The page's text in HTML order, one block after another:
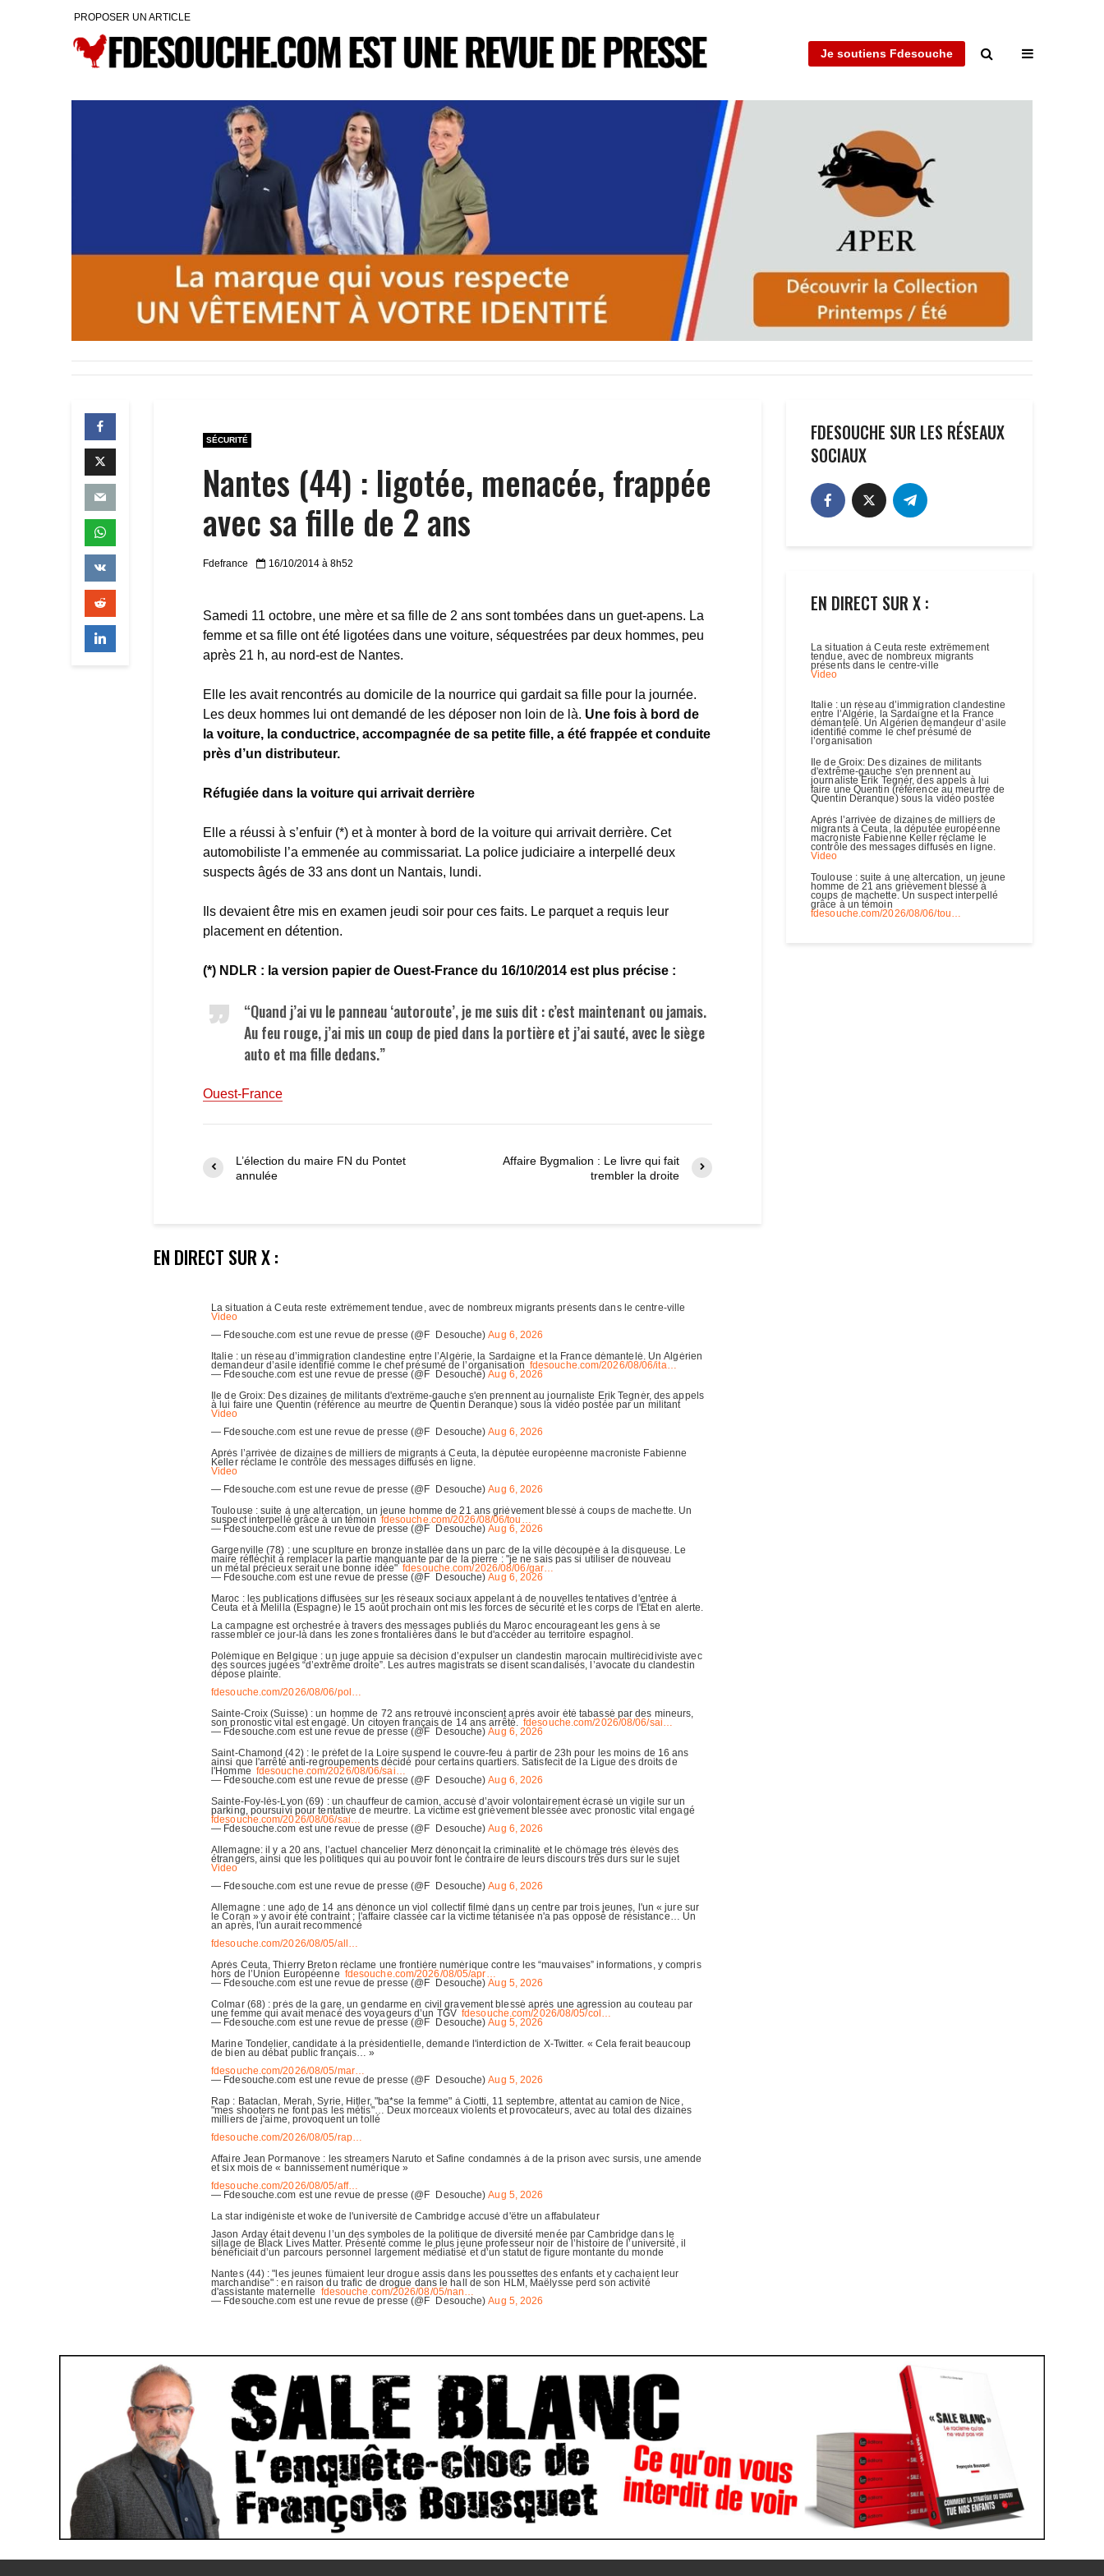
PROPOSER UN ARTICLE
Je soutiens Fdesouche
SÉCURITÉ
Nantes (44) : ligotée, menacée, frappée
avec sa fille de 2 ans
Fdefrance 16/10/2014 à 8h52
Samedi 11 octobre, une mère et sa fille de 2 ans sont tombées dans un guet-apens. La
femme et sa fille ont été ligotées dans une voiture, séquestrées par deux hommes, peu
après 21 h, au nord-est de Nantes.
Elle les avait rencontrés au domicile de la nourrice qui gardait sa fille pour la journée.
Les deux hommes lui ont demandé de les déposer non loin de là. Une fois à bord de
la voiture, la conductrice, accompagnée de sa petite fille, a été frappée et conduite
près d’un distributeur.
Réfugiée dans la voiture qui arrivait derrière
Elle a réussi à s’enfuir (*) et à monter à bord de la voiture qui arrivait derrière. Cet
automobiliste l’a emmenée au commissariat. La police judiciaire a interpellé deux
suspects âgés de 33 ans dont un Nantais, lundi.
Ils devaient être mis en examen jeudi soir pour ces faits. Le parquet a requis leur
placement en détention.
(*) NDLR : la version papier de Ouest-France du 16/10/2014 est plus précise :
“Quand j’ai vu le panneau ‘autoroute’, je me suis dit : c’est maintenant ou jamais.
Au feu rouge, j’ai mis un coup de pied dans la portière et j’ai sauté, avec le siège
auto et ma fille dedans.”
Ouest-France
L’élection du maire FN du Pontet
annulée
Affaire Bygmalion : Le livre qui fait
trembler la droite
EN DIRECT SUR X :
FDESOUCHE SUR LES RÉSEAUX
SOCIAUX
EN DIRECT SUR X :